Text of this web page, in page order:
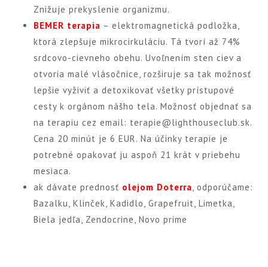
Znižuje prekyslenie organizmu.
BEMER terapia – elektromagnetická podložka,
ktorá zlepšuje mikrocirkuláciu. Tá tvorí až 74%
srdcovo-cievneho obehu. Uvoľnením sten ciev a
otvoria malé vlásočnice, rozširuje sa tak možnosť
lepšie vyživiť a detoxikovať všetky prístupové
cesty k orgánom nášho tela. Možnosť objednať sa
na terapiu cez email: terapie@lighthouseclub.sk.
Cena 20 minút je 6 EUR. Na účinky terapie je
potrebné opakovať ju aspoň 21 krát v priebehu
mesiaca.
ak dávate prednosť olejom Doterra, odporúčame:
Bazalku, Klinček, Kadidlo, Grapefruit, Limetka,
Biela jedľa, Zendocrine, Novo prime